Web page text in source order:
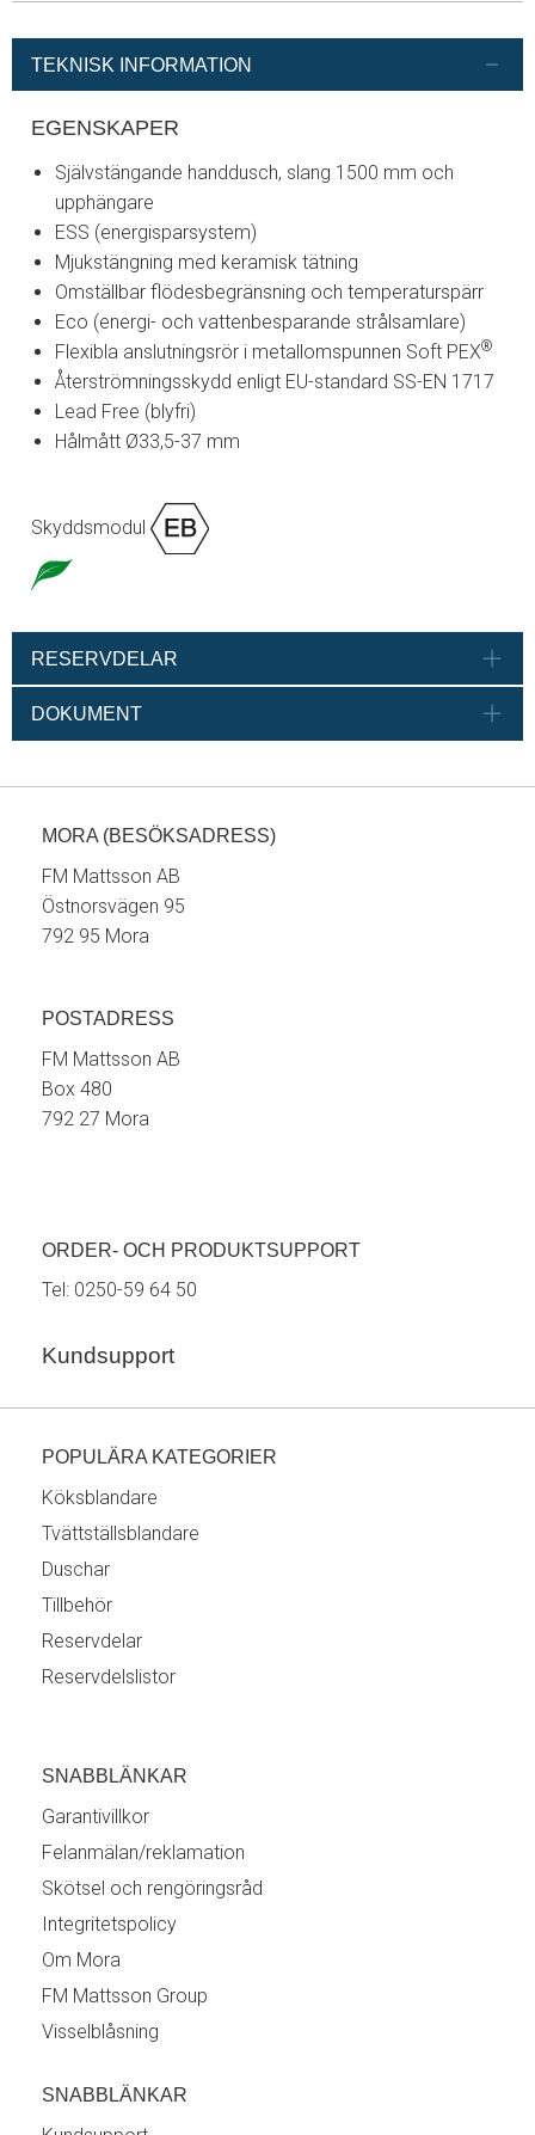
TEKNISK INFORMATION
EGENSKAPER
Självstängande handdusch, slang 1500 mm och
upphängare
ESS (energisparsystem)
Mjukstängning med keramisk tätning
Omställbar flödesbegränsning och temperaturspärr
Eco (energi- och vattenbesparande strålsamlare)
Flexibla anslutningsrör i metallomspunnen Soft PEX®
Återströmningsskydd enligt EU-standard SS-EN 1717
Lead Free (blyfri)
Hålmått Ø33,5-37 mm
Skyddsmodul
RESERVDELAR
DOKUMENT
MORA (BESÖKSADRESS)
FM Mattsson AB
Östnorsvägen 95
792 95 Mora
POSTADRESS
FM Mattsson AB
Box 480
792 27 Mora
ORDER- OCH PRODUKTSUPPORT
Tel: 0250-59 64 50
Kundsupport
POPULÄRA KATEGORIER
Köksblandare
Tvättställsblandare
Duschar
Tillbehör
Reservdelar
Reservdelslistor
SNABBLÄNKAR
Garantivillkor
Felanmälan/reklamation
Skötsel och rengöringsråd
Integritetspolicy
Om Mora
FM Mattsson Group
Visselblåsning
SNABBLÄNKAR